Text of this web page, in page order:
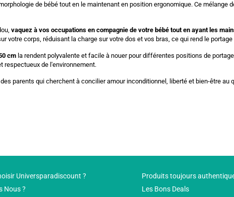
de bébé tout en le maintenant en position ergonomique. Ce
vaquez à vos occupations en compagnie de votre bébé tout en ayant les
votre corps, réduisant la charge sur votre dos et vos bras, ce qui rend le
cm la rendent polyvalente et facile à nouer pour différentes positions de
respectueux de l'environnement.
parents qui cherchent à concilier amour inconditionnel, liberté et bien-être
Universparadiscount ?
Nous ?
Produits toujours
Les Bons Deals